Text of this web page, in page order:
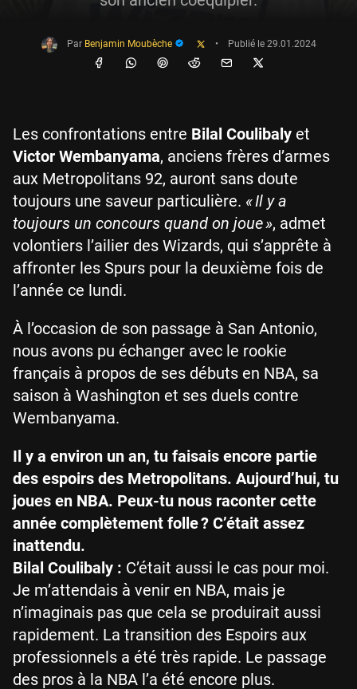
Par Benjamin Moubèche • Publié le 29.01.2024
Les confrontations entre Bilal Coulibaly et
Victor Wembanyama, anciens frères d’armes
aux Metropolitans 92, auront sans doute
toujours une saveur particulière. « Il y a
toujours un concours quand on joue », admet
volontiers l’ailier des Wizards, qui s’apprête à
affronter les Spurs pour la deuxième fois de
l’année ce lundi.
À l’occasion de son passage à San Antonio,
nous avons pu échanger avec le rookie
français à propos de ses débuts en NBA, sa
saison à Washington et ses duels contre
Wembanyama.
Il y a environ un an, tu faisais encore partie
des espoirs des Metropolitans. Aujourd’hui, tu
joues en NBA. Peux-tu nous raconter cette
année complètement folle ? C’était assez
inattendu.
Bilal Coulibaly : C’était aussi le cas pour moi.
Je m’attendais à venir en NBA, mais je
n’imaginais pas que cela se produirait aussi
rapidement. La transition des Espoirs aux
professionnels a été très rapide. Le passage
des pros à la NBA l’a été encore plus.